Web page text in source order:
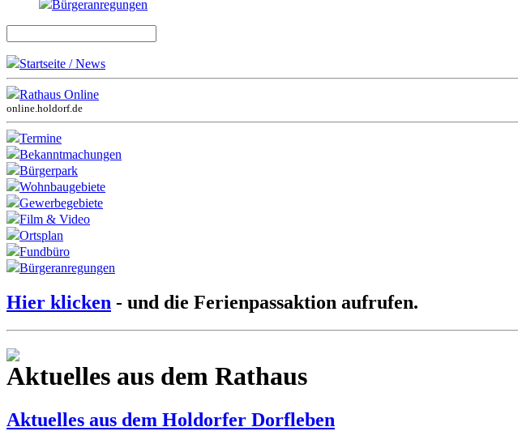
Bürgeranregungen
Startseite / News
Rathaus Online
online.holdorf.de
Termine
Bekanntmachungen
Bürgerpark
Wohnbaugebiete
Gewerbegebiete
Film & Video
Ortsplan
Fundbüro
Bürgeranregungen
Hier klicken - und die Ferienpassaktion aufrufen.
Aktuelles aus dem Rathaus
Aktuelles aus dem Holdorfer Dorfleben